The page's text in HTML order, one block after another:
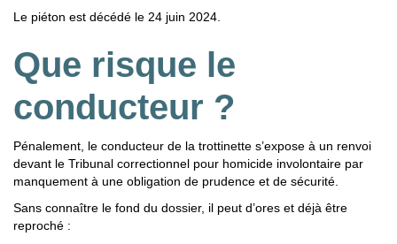
Le piéton est décédé le 24 juin 2024.
Que risque le
conducteur ?
Pénalement, le conducteur de la trottinette s’expose à un renvoi
devant le Tribunal correctionnel pour homicide involontaire par
manquement à une obligation de prudence et de sécurité.
Sans connaître le fond du dossier, il peut d’ores et déjà être
reproché :